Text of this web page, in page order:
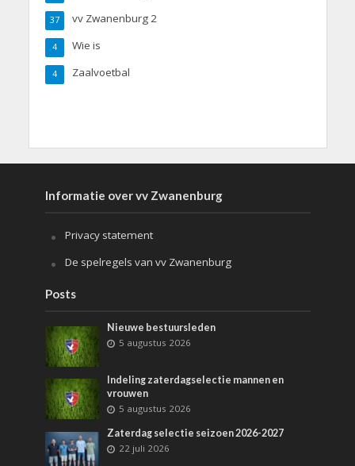
vv Zwanenburg 2
37
Wie is
4
Zaalvoetbal
4
Informatie over vv Zwanenburg
Privacy statement
De spelregels van vv Zwanenburg
Posts
Nieuwe bestuursleden
5 augustus 2026
Indeling zaterdagselectie mannen en
vrouwen
5 augustus 2026
Zaterdag selectie seizoen 2026-2027
22 juli 2026